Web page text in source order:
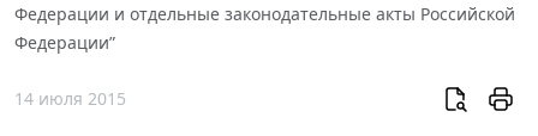
Федерации и отдельные законодательные акты Российской
Федерации”
14 июля 2015